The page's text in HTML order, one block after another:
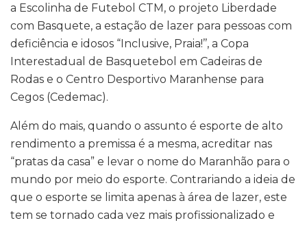
a Escolinha de Futebol CTM, o projeto Liberdade
com Basquete, a estação de lazer para pessoas com
deficiência e idosos “Inclusive, Praia!’’, a Copa
Interestadual de Basquetebol em Cadeiras de
Rodas e o Centro Desportivo Maranhense para
Cegos (Cedemac).
Além do mais, quando o assunto é esporte de alto
rendimento a premissa é a mesma, acreditar nas
“pratas da casa” e levar o nome do Maranhão para o
mundo por meio do esporte. Contrariando a ideia de
que o esporte se limita apenas à área de lazer, este
tem se tornado cada vez mais profissionalizado e